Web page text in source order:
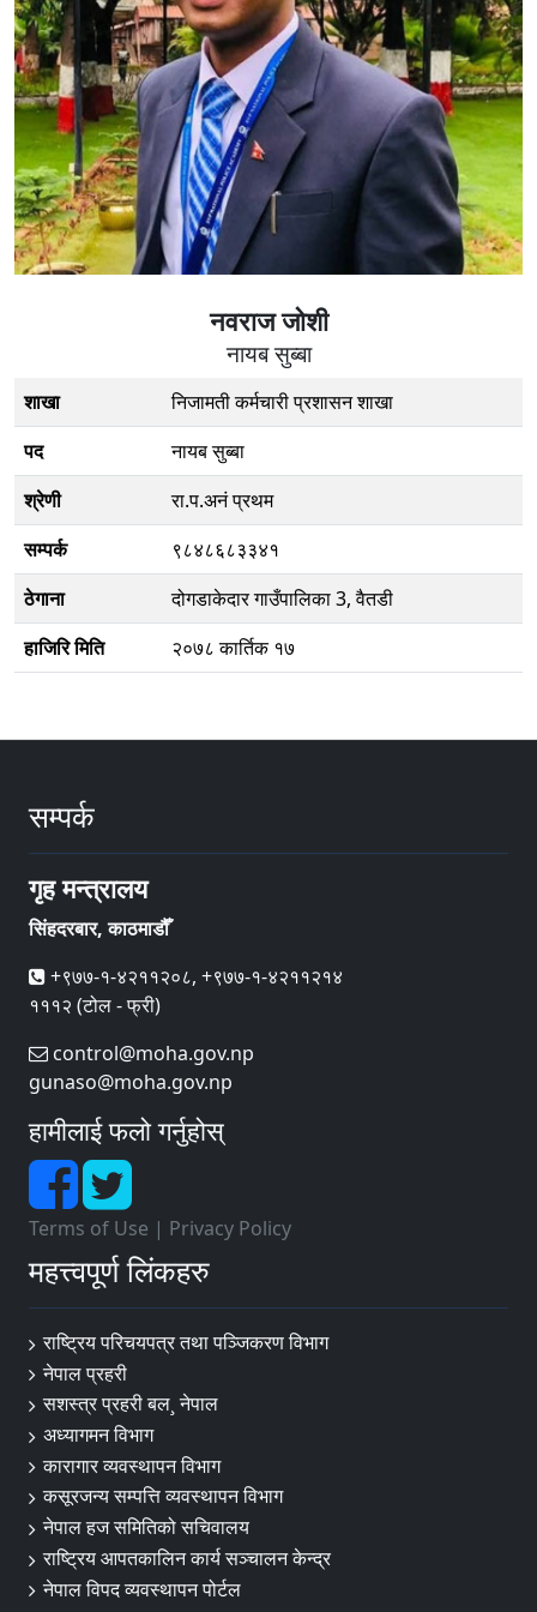
नवराज जोशी
नायब सुब्बा
शाखा
निजामती कर्मचारी प्रशासन शाखा
पद
नायब सुब्बा
श्रेणी
रा.प.अनं प्रथम
सम्पर्क
९८४८६८३३४१
ठेगाना
दोगडाकेदार गाउँपालिका 3, वैतडी
हाजिरि मिति
२०७८ कार्तिक १७
सम्पर्क
गृह मन्त्रालय
सिंहदरबार, काठमाडौँ
+९७७-१-४२११२०८, +९७७-१-४२११२१४
१११२ (टोल - फ्री)
control@moha.gov.np
gunaso@moha.gov.np
हामीलाई फलो गर्नुहोस्
Terms of Use | Privacy Policy
महत्त्वपूर्ण लिंकहरु
राष्ट्रिय परिचयपत्र तथा पञ्‍जिकरण विभाग
नेपाल प्रहरी
सशस्त्र प्रहरी बल¸ नेपाल
अध्यागमन विभाग
कारागार व्यवस्थापन विभाग
कसूरजन्य सम्पत्ति व्यवस्थापन विभाग
नेपाल हज समितिको सचिवालय
राष्ट्रिय आपतकालिन कार्य सञ्चालन केन्द्र
नेपाल विपद व्यवस्थापन पोर्टल